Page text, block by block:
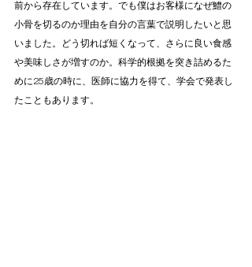
前から存在しています。でも僕はお客様になぜ鱧の
小骨を切るのか理由を自分の言葉で説明したいと思
いました。どう切れば短くなって、さらに良い食感
や美味しさが増すのか。科学的根拠を突き詰めるた
めに25歳の時に、医師に協力を得て、学会で発表し
たこともあります。